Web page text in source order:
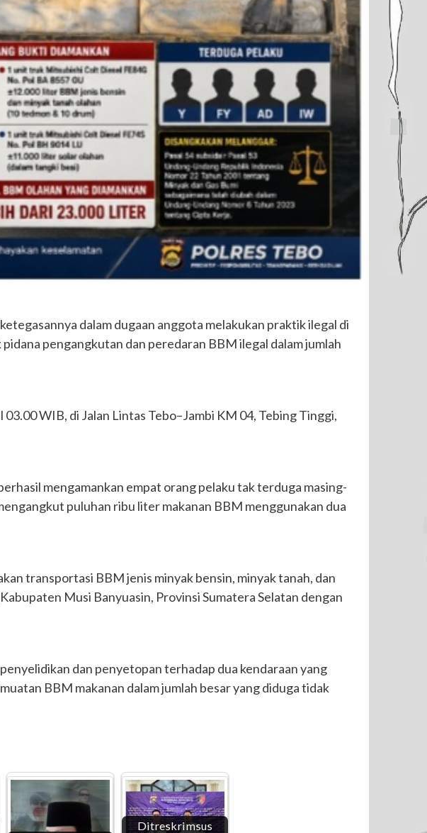
dalam dugaan anggota melakukan praktik ilegal di
pengangkutan dan peredaran BBM ilegal dalam jumlah
WIB, di Jalan Lintas Tebo–Jambi KM 04, Tebing Tinggi,
mengamankan empat orang pelaku tak terduga masing-
puluhan ribu liter makanan BBM menggunakan dua
transportasi BBM jenis minyak bensin, minyak tanah, dan
Musi Banyuasin, Provinsi Sumatera Selatan dengan
dan penyetopan terhadap dua kendaraan yang
BBM makanan dalam jumlah besar yang diduga tidak
Ditreskrimsus